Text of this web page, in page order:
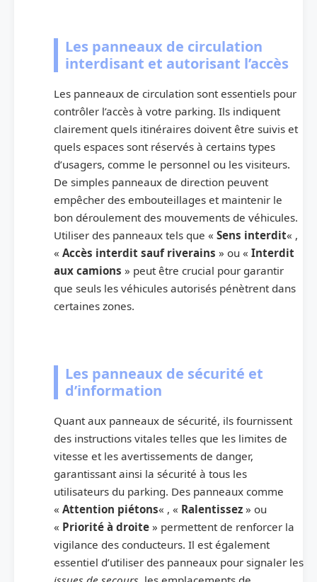
Les panneaux de circulation
interdisant et autorisant l’accès
Les panneaux de circulation sont essentiels pour
contrôler l’accès à votre parking. Ils indiquent
clairement quels itinéraires doivent être suivis et
quels espaces sont réservés à certains types
d’usagers, comme le personnel ou les visiteurs.
De simples panneaux de direction peuvent
empêcher des embouteillages et maintenir le
bon déroulement des mouvements de véhicules.
Utiliser des panneaux tels que « Sens interdit« ,
« Accès interdit sauf riverains » ou « Interdit
aux camions » peut être crucial pour garantir
que seuls les véhicules autorisés pénètrent dans
certaines zones.
Les panneaux de sécurité et
d’information
Quant aux panneaux de sécurité, ils fournissent
des instructions vitales telles que les limites de
vitesse et les avertissements de danger,
garantissant ainsi la sécurité à tous les
utilisateurs du parking. Des panneaux comme
« Attention piétons« , « Ralentissez » ou
« Priorité à droite » permettent de renforcer la
vigilance des conducteurs. Il est également
essentiel d’utiliser des panneaux pour signaler les